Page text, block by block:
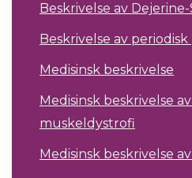
Beskrivelse av
Beskrivelse av periodisk
Medisinsk beskrivelse
Medisinsk beskrivelse
muskeldystrofi
Medisinsk beskrivelse